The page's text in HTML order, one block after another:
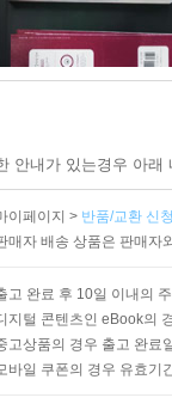
안내가 있는경우 아
이페이지 > 반품/교환 신
매자 배송 상품은 판매자
고 완료 후 10일 이내의
지털 콘텐츠인 eBook의
고상품의 경우 출고 완료
바일 쿠폰의 경우 유효기